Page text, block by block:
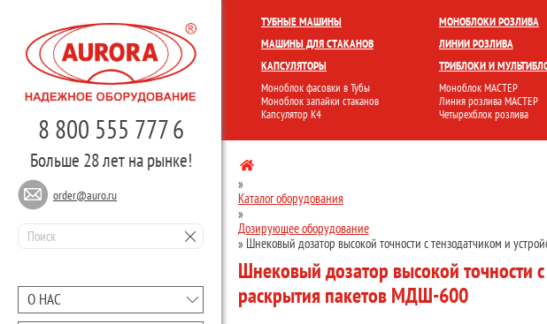
8 800 555 777 6
Больше 28 лет на рынке!
order@auro.ru
О НАС
ТУБНЫЕ МАШИНЫ
МАШИНЫ ДЛЯ СТАКАНОВ
КАПСУЛЯТОРЫ
Моноблок фасовки в Тубы
Моноблок запайки стаканов
Капсулятор К4
МОНОБЛОКИ РОЗЛИВА
ЛИНИИ РОЗЛИВА
ТРИБЛОКИ И
Моноблок МАСТЕР
Линия розлива МАСТЕР
Четырехблок розлива
КОМПЛЕКСНЫЕ ЛИНИИ УКУПОРКА
»
Каталог оборудования
»
Дозирующее оборудование
» Шнековый дозатор высокой точности с тензодатчиком и
Шнековый дозатор высокой точности
раскрытия пакетов МДШ-600